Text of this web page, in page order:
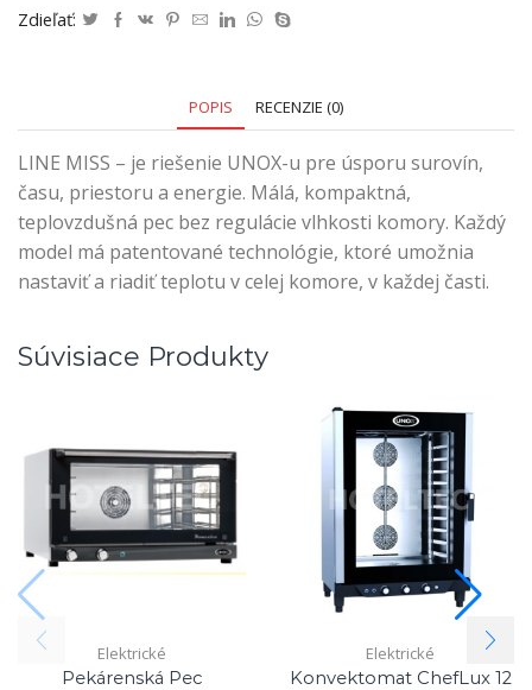
Zdieľať:
POPIS RECENZIE (0)
LINE MISS – je riešenie UNOX-u pre úsporu surovín,
času, priestoru a energie. Málá, kompaktná,
teplovzdušná pec bez regulácie vlhkosti komory. Každý
model má patentované technológie, ktoré umožnia
nastaviť a riadiť teplotu v celej komore, v každej časti.
Súvisiace Produkty
Elektrické
Pekárenská Pec
Elektrické
Konvektomat ChefLux 12